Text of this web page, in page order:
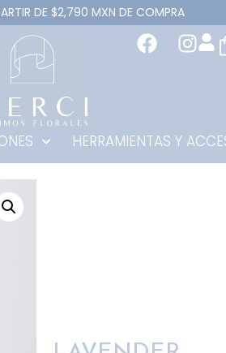
DE $2,790 MXN DE COMPRA
HERRAMIENTAS Y